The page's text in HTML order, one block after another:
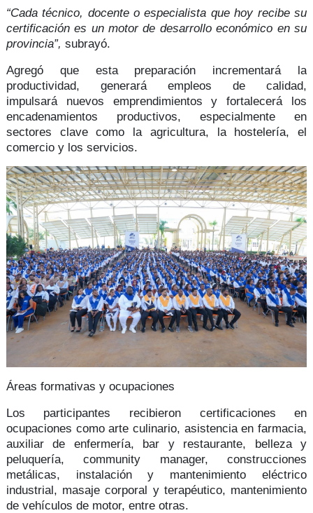
“Cada técnico, docente o especialista que hoy recibe su
certificación es un motor de desarrollo económico en su
provincia”, subrayó.
Agregó que esta preparación incrementará la
productividad, generará empleos de calidad,
impulsará nuevos emprendimientosy fortalecerá los
encadenamientos productivos, especialmente en
sectores clave como la agricultura, la hostelería, el
comercio y los servicios.
Áreas formativas y ocupaciones
Los participantes recibieron certificaciones en
ocupaciones como arte culinario, asistencia en farmacia,
auxiliar de enfermería, bar y restaurante, belleza y
peluquería, community manager, construcciones
metálicas, instalación y mantenimiento eléctrico
industrial, masaje corporal y terapéutico, mantenimiento
de vehículos de motor, entre otras.